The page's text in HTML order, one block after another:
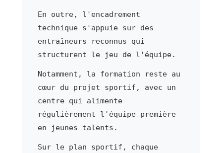
En outre, l'encadrement
technique s'appuie sur des
entraîneurs reconnus qui
structurent le jeu de l'équipe.
Notamment, la formation reste au
cœur du projet sportif, avec un
centre qui alimente
régulièrement l'équipe première
en jeunes talents.
Sur le plan sportif, chaque